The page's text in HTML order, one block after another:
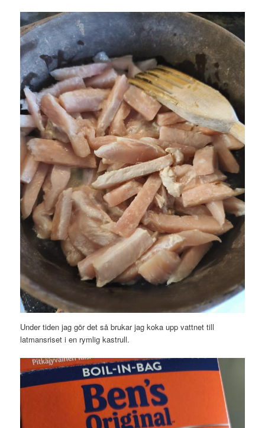
Under tiden jag gör det så brukar jag koka upp vattnet till
latmansriset i en rymlig kastrull.